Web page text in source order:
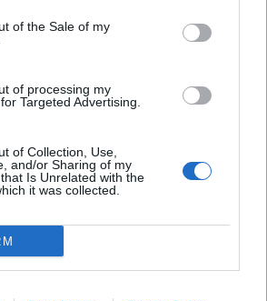
of the Sale of my
of processing my
Targeted Advertising.
of Collection, Use,
and/or Sharing of my
Is Unrelated with the
it was collected.